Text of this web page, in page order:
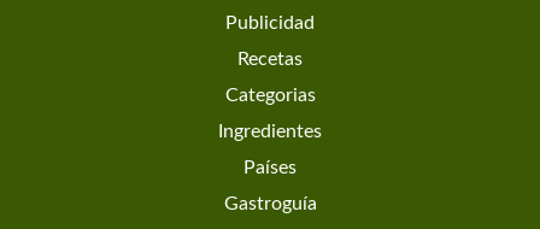
Publicidad
Recetas
Categorias
Ingredientes
Países
Gastroguía